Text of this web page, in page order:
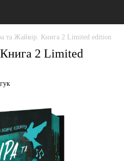
та Жайвір. Книга 2 Limited edition
2 Limited